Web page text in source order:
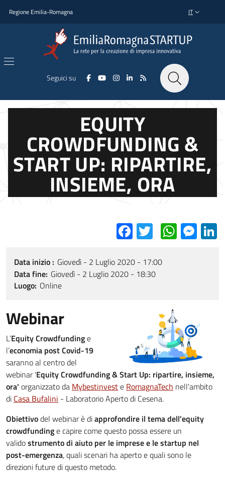
Regione Emilia-Romagna SELETTORE
IT
Seguici su
EQUITY
CROWDFUNDING &
START UP: RIPARTIRE,
INSIEME, ORA
Facebook
Twitter
Data inizio
Giovedì - 2 Luglio 2020 - 17:00
Data fine Giovedì - 2 Luglio 2020 - 18:30
Luogo Online
Webinar
L’Equity Crowdfundinge
l’economia post Covid-19
saranno al centro del
webinar 'Equity Crowdfunding & Start Up: ripartire, insieme,
ora' organizzato da Mybestinveste RomagnaTech nell'ambito
di Casa Bufalini - Laboratorio Aperto di Cesena.
Obiettivodel webinar è diapprofondire il tema dell'equity
crowdfundinge capire come questo possa essere un
validostrumento di aiuto per le imprese e le startup nel
post-emergenza, quali scenari ha aperto e quali sono le
direzioni future di questo metodo.